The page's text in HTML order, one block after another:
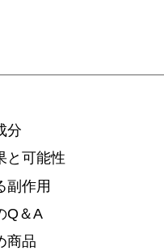
分
と可能性
副作用
Q＆A
商品